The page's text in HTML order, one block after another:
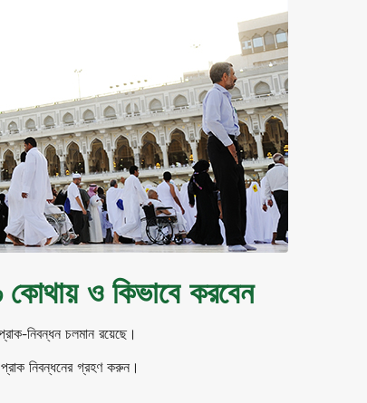
ও কিভাবে করবেন
নিবন্ধন চলমান রয়েছে।
নিবন্ধনের গ্রহণ করুন।